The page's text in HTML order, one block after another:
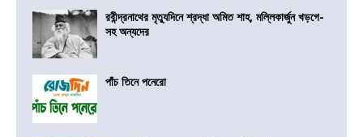
রবীন্দ্রনাথের মৃত্যুদিনে শ্রদ্ধা অমিত শাহ, মল্লিকার্জুন খড়গে-
সহ অন্যদের
পাঁচ তিনে পনেরো